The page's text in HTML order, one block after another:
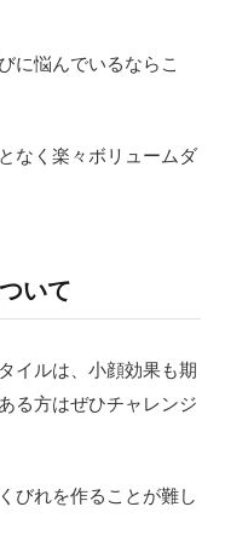
に悩んでいるならこ
なく楽々ボリュームダ
いて
イルは、小顔効果も期
る方はぜひチャレンジ
びれを作ることが難し